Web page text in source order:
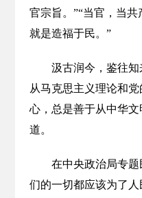
官宗旨。”“当官，当共
就是造福于民。”
汲古润今，鉴往
从马克思主义理论和
心，总是善于从中华
道。
在中央政治局专
们的一切都应该为了人